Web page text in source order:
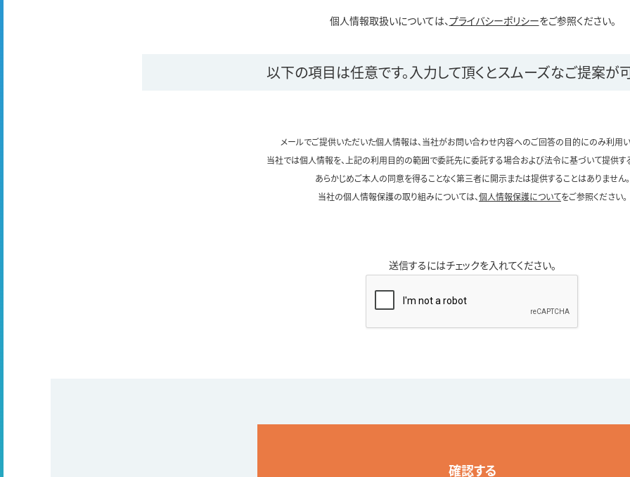
個人情報取扱いについては、プライバシーポリシーをご参照ください。
以下の項目は任意です。入力して頂くとスムーズなご提案が
メールでご提供いただいた個人情報は、当社がお問い合わせ内容へのご回答の目的にのみ利用い
当社では個人情報を、上記の利用目的の範囲で委託先に委託する場合および法令に基づいて提供す
あらかじめご本人の同意を得ることなく第三者に開示または提供することはありません。
当社の個人情報保護の取り組みについては、個人情報保護についてをご参照ください。
送信するにはチェックを入れてください。
確認する